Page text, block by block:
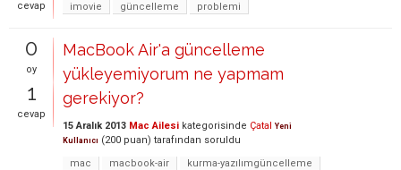
cevap
imovie
güncelleme problemi
0
oy
1
cevap
MacBook Air'a güncelleme
yükleyemiyorum ne yapmam
gerekiyor?
15 Aralık 2013 Mac Ailesi kategorisinde Çatal Yeni
Kullanıcı (200 puan) tarafından soruldu
mac
macbook-air
kurma-yazılımgüncelleme